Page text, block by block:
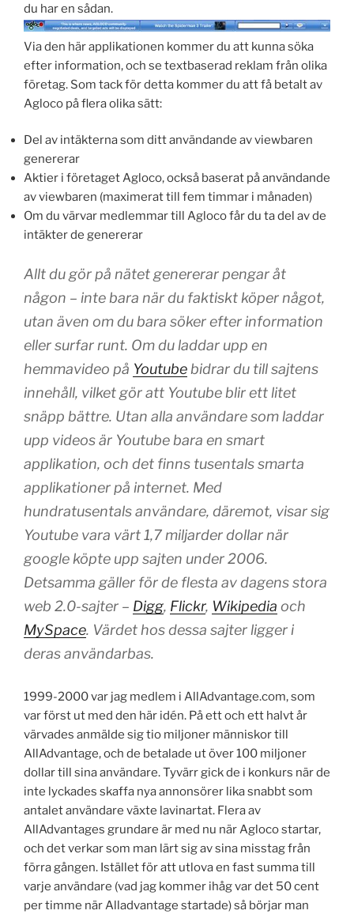
du har en sådan.
Via den här applikationen kommer du att kunna söka
efter information, och se textbaserad reklam från olika
företag. Som tack för detta kommer du att få betalt av
Agloco på flera olika sätt:
Del av intäkterna som ditt användande av viewbaren
genererar
Aktier i företaget Agloco, också baserat på användande
av viewbaren (maximerat till fem timmar i månaden)
Om du värvar medlemmar till Agloco får du ta del av de
intäkter de genererar
Allt du gör på nätet genererar pengar åt
någon – inte bara när du faktiskt köper något,
utan även om du bara söker efter information
eller surfar runt. Om du laddar upp en
hemmavideo på Youtube bidrar du till sajtens
innehåll, vilket gör att Youtube blir ett litet
snäpp bättre. Utan alla användare som laddar
upp videos är Youtube bara en smart
applikation, och det finns tusentals smarta
applikationer på internet. Med
hundratusentals användare, däremot, visar sig
Youtube vara värt 1,7 miljarder dollar när
google köpte upp sajten under 2006.
Detsamma gäller för de flesta av dagens stora
web 2.0-sajter – Digg, Flickr, Wikipedia och
MySpace. Värdet hos dessa sajter ligger i
deras användarbas.
1999-2000 var jag medlem i AllAdvantage.com, som
var först ut med den här idén. På ett och ett halvt år
värvades anmälde sig tio miljoner människor till
AllAdvantage, och de betalade ut över 100 miljoner
dollar till sina användare. Tyvärr gick de i konkurs när de
inte lyckades skaffa nya annonsörer lika snabbt som
antalet användare växte lavinartat. Flera av
AllAdvantages grundare är med nu när Agloco startar,
och det verkar som man lärt sig av sina misstag från
förra gången. Istället för att utlova en fast summa till
varje användare (vad jag kommer ihåg var det 50 cent
per timme när Alladvantage startade) så börjar man